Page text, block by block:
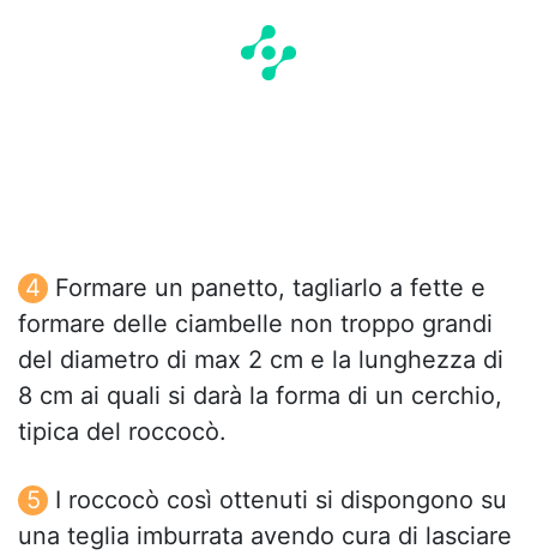
Formare un panetto, tagliarlo a fette e
formare delle ciambelle non troppo grandi
del diametro di max 2 cm e la lunghezza di
8 cm ai quali si darà la forma di un cerchio,
tipica del roccocò.
I roccocò così ottenuti si dispongono su
una teglia imburrata avendo cura di lasciare